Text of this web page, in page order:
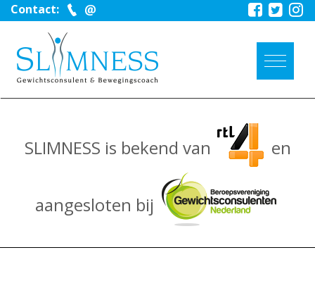
Contact:
SLIMNESS is bekend van en
aangesloten bij